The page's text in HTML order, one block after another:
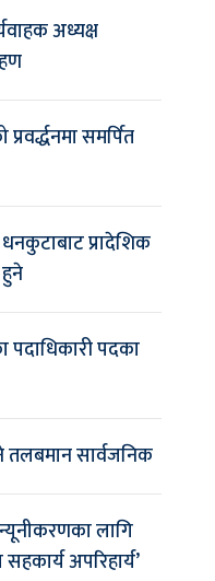
अध्यक्ष
समर्पित
प्रादेशिक
पदाधिकारी पदका
सार्वजनिक
लागि
अपरिहार्य’